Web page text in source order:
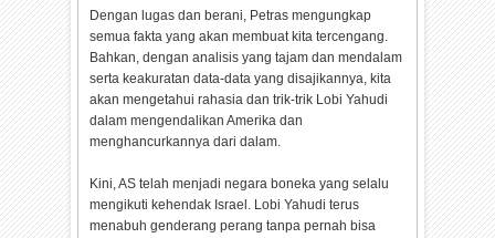
Dengan lugas dan berani, Petras mengungkap
semua fakta yang akan membuat kita tercengang.
Bahkan, dengan analisis yang tajam dan mendalam
serta keakuratan data-data yang disajikannya, kita
akan mengetahui rahasia dan trik-trik Lobi Yahudi
dalam mengendalikan Amerika dan
menghancurkannya dari dalam.
Kini, AS telah menjadi negara boneka yang selalu
mengikuti kehendak Israel. Lobi Yahudi terus
menabuh genderang perang tanpa pernah bisa